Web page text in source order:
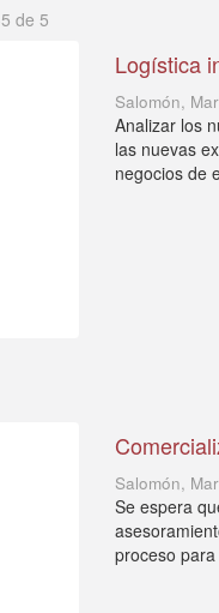
de 5
Logística
Salomón,
Analizar los
las nuevas
negocios de
Salomón,
Se espera
proceso